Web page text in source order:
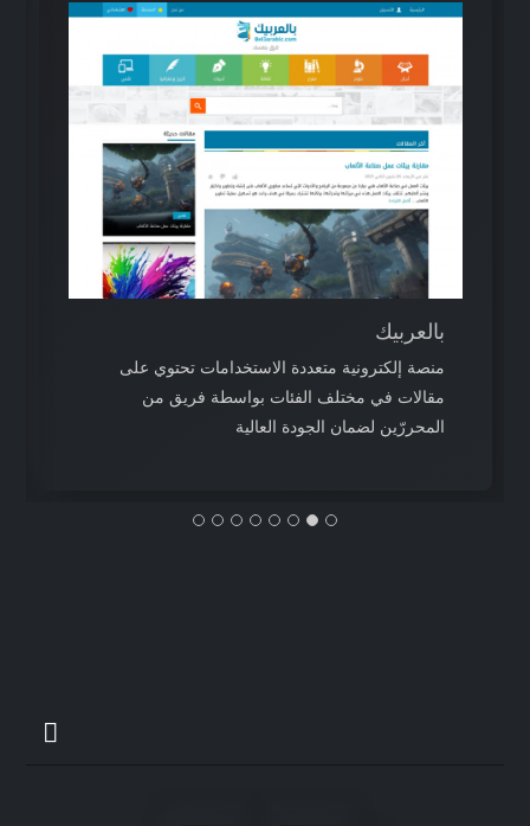
بالعربيك
منصة إلكترونية متعددة الاستخدامات تحتوي على
مقالات في مختلف الفئات بواسطة فريق من
المحررّين لضمان الجودة العالية